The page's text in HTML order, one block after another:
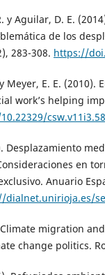
y Aguilar, D. E.
de los
283-308. https://
Meyer, E. E.
work’s helping
Desplazamiento
en
Anuario
dialnet.unirioja.es/
migration
change politics.